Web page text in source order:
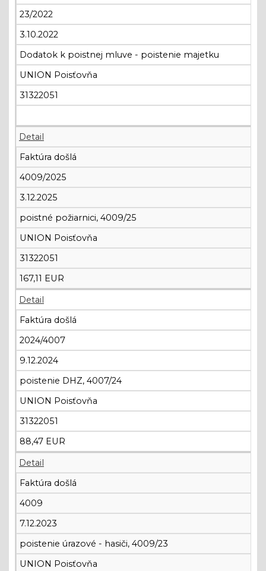
23/2022
3.10.2022
Dodatok k poistnej mluve - poistenie majetku
UNION Poisťovňa
31322051
Detail
Faktúra došlá
4009/2025
3.12.2025
poistné požiarnici, 4009/25
UNION Poisťovňa
31322051
167,11 EUR
Detail
Faktúra došlá
2024/4007
9.12.2024
poistenie DHZ, 4007/24
UNION Poisťovňa
31322051
88,47 EUR
Detail
Faktúra došlá
4009
7.12.2023
poistenie úrazové - hasiči, 4009/23
UNION Poisťovňa